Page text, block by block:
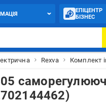
ЕПІЦЕНТР
БІЗНЕС
Rexva Комплект